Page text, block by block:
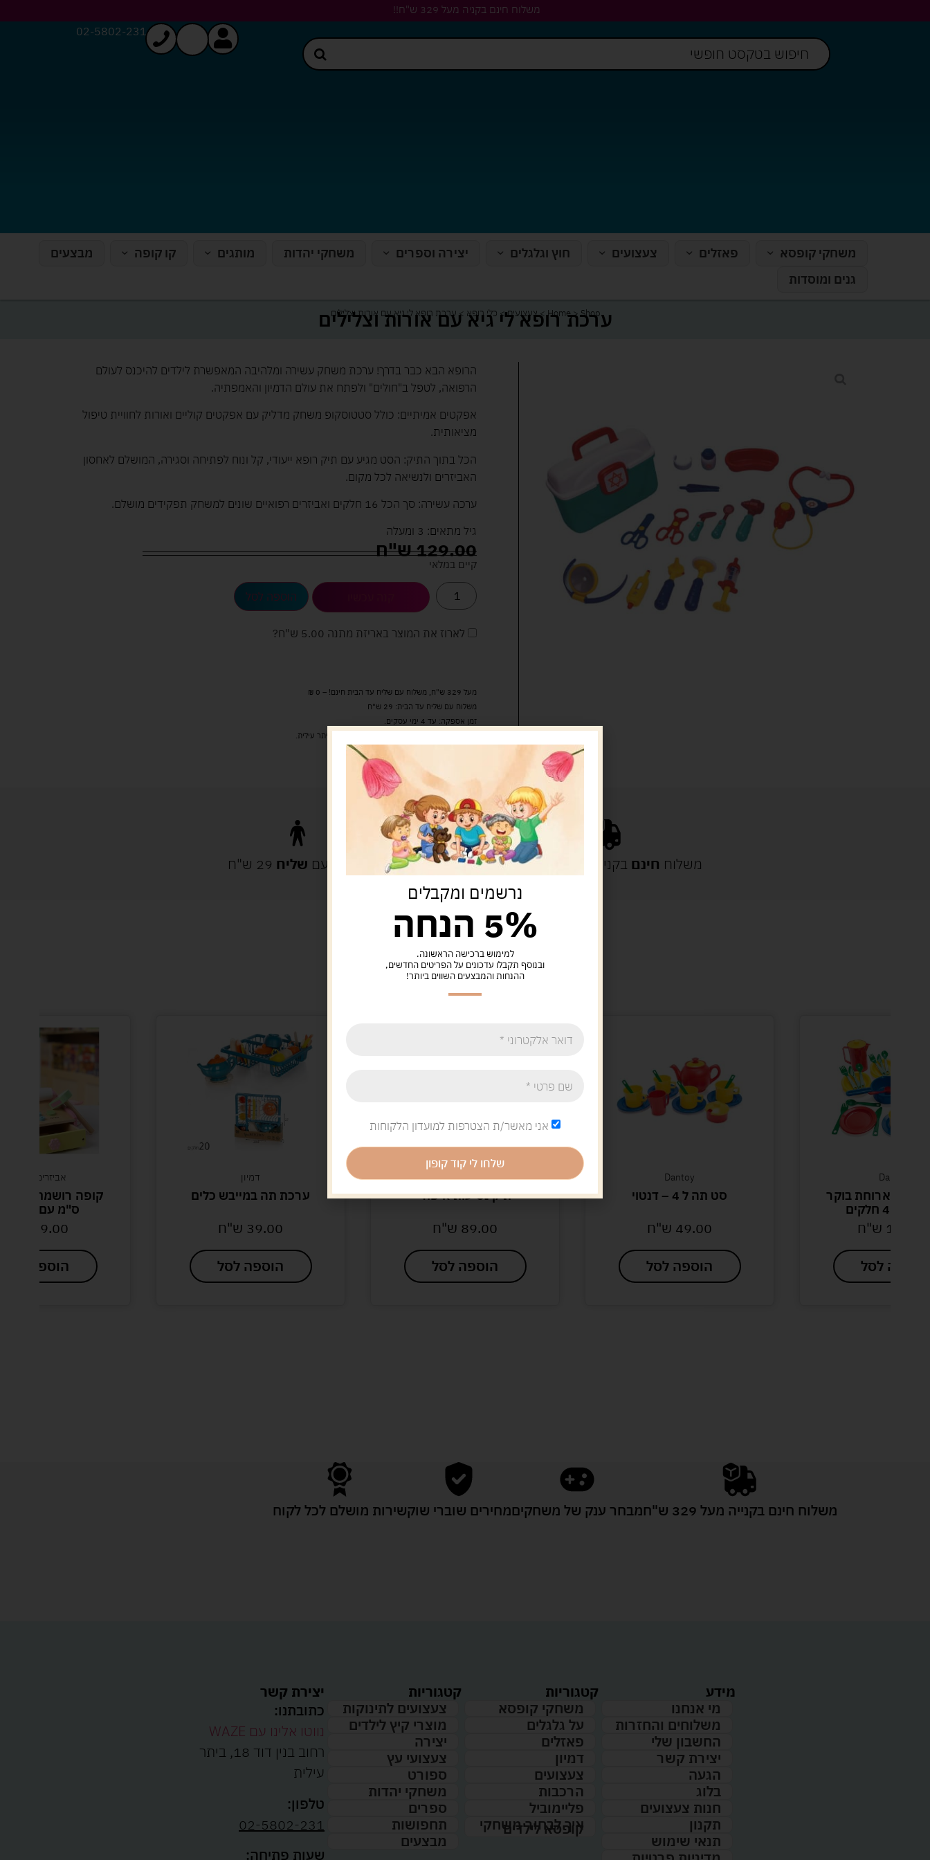
משלוח חינם בקניה מעל 329 ש"ח!!
02-5802-231
משחקי קופסא פאזלים צעצועים חוץ וגלגלים יצירה וספרים משחקי יהדות מותגים קו קופה
מבצעים
גנים ומוסדות
Home>Shop
>צעצועים> כלי רופא > ערכת רופא לי גיא עם אורות וצלילים
ערכת רופא לי גיא עם אורות וצלילים
הרופא הבא כבר בדרך! ערכת משחק עשירה ומלהיבה המאפשרת לילדים להיכנס לעולם
הרפואה, לטפל ב"חולים" ולפתח את עולם הדמיון והאמפתיה.
אפקטים אמיתיים: כולל סטטוסקופ משחק מדליק עם אפקטים קוליים ואורות לחוויית טיפול
מציאותית.
הכל בתוך התיק: הסט מגיע עם תיק רופא ייעודי, קל ונוח לפתיחה וסגירה, המושלם לאחסון
האביזרים ולנשיאה לכל מקום.
ערכה עשירה: סך הכל 16 חלקים ואביזרים רפואיים שונים למשחק תפקידים מושלם.
גיל מתאים: 3 ומעלה
129.00ש"ח
קיים במלאי
הוספה לסל
לארוז את המוצר באריזת מתנה 5.00 ש"ח ?
מעל 329 ש"ח, משלוח עם שליח עד הבית חינם! – 0 ₪
משלוח עם שליח עד הבית: 29 ש"ח
זמן אספקה: עד 4 ימי עסקים.
משלוח חינם בקנייה מעל 329 ש"ח משלוח עם שליח 29 ש"ח
מוצרים קשורים
Dantoy
ארוחת בוקר
ש"ח
לסל
Dantoy
סט תה ל 4 – דנטוי
49.00ש"ח
הוספה לסל
ערכות איפור-צעצוע
תיק נסיעות איפור
89.00ש"ח
הוספה לסל
דמיון
ערכת תה במייבש כלים
39.00 ש"ח
הוספה לסל
אביזרים לבובות
ס"מ עם אביזרים
89.00
הוספה לסל
משלוח חינם בקנייה מעל 329 ש"ח מבחר ענק של משחקיםמחירים שוברי שוקשירות מושלם לכל לקוח
מידע
מי אנחנו
משלוחים והחזרות
החשבון שלי
יצירת קשר
הגעה
בלוג
חנות צעצועים
תקנון
תנאי שימוש
קטגוריות
משחקי קופסא
על גלגלים
פאזלים
דמיון
צעצועים
הרכבות
פליימוביל
איך לבחור משחקי
קופסא לילדים
קטגוריות
צעצועים לתינוקות
מוצרי קיץ לילדים
יצירה
צעצועי עץ
ספורט
משחקי יהדות
ספרים
תחפושות
מבצעים
יצירת קשר
כתובתנו:
נווטו אלינו עם WAZE
רחוב בנין דוד 18, ביתר
עילית
טלפון:
02-5802-231
שעות פתיחה:
נרשמים ומקבלים
5% הנחה
למימוש ברכישה הראשונה.
ובנוסף תקבלו עדכונים על הפריטים החדשים,
ההנחות והמבצעים השווים ביותר!
אני מאשר/ת הצטרפות למועדון הלקוחות
שלחו לי קוד קופון